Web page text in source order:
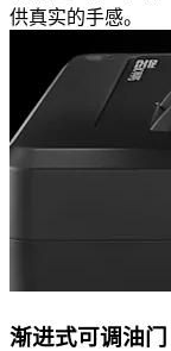
供真实的手感。
渐进式可调油门